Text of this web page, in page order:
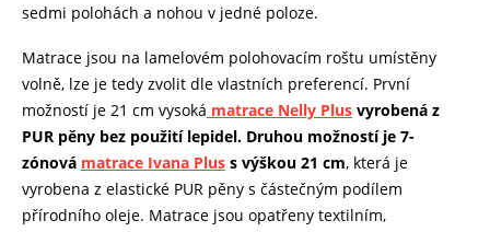
sedmi polohách a nohou v jedné poloze.
Matrace jsou na lamelovém polohovacím roštu umístěny
volně, lze je tedy zvolit dle vlastních preferencí. První
možností je 21 cm vysoká matrace Nelly Plus vyrobená z
PUR pěny bez použití lepidel. Druhou možností je 7-
zónová matrace Ivana Plus s výškou 21 cm, která je
vyrobena z elastické PUR pěny s částečným podílem
přírodního oleje. Matrace jsou opatřeny textilním,